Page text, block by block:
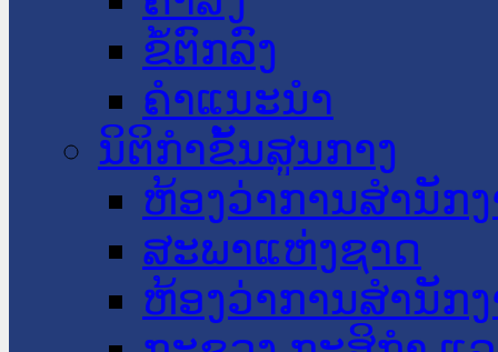
ຂໍ້ຕົກລົງ
ຄໍາແນະນໍາ
ນິຕິກໍາຂັ້ນສູນກາງ
ຫ້ອງວ່າການສໍານັກ
ສະພາແຫ່ງຊາດ
ຫ້ອງວ່າການສຳນັກ